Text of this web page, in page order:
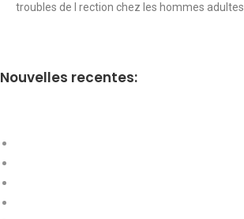
troubles de l rection chez les hommes adultes..
Nouvelles recentes: